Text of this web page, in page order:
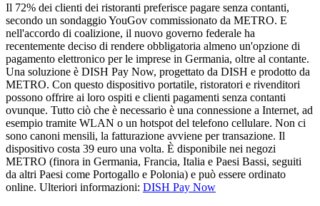
Il 72% dei clienti dei ristoranti preferisce pagare senza contanti,
secondo un sondaggio YouGov commissionato da METRO. E
nell'accordo di coalizione, il nuovo governo federale ha
recentemente deciso di rendere obbligatoria almeno un'opzione di
pagamento elettronico per le imprese in Germania, oltre al contante.
Una soluzione è DISH Pay Now, progettato da DISH e prodotto da
METRO. Con questo dispositivo portatile, ristoratori e rivenditori
possono offrire ai loro ospiti e clienti pagamenti senza contanti
ovunque. Tutto ciò che è necessario è una connessione a Internet, ad
esempio tramite WLAN o un hotspot del telefono cellulare. Non ci
sono canoni mensili, la fatturazione avviene per transazione. Il
dispositivo costa 39 euro una volta. È disponibile nei negozi
METRO (finora in Germania, Francia, Italia e Paesi Bassi, seguiti
da altri Paesi come Portogallo e Polonia) e può essere ordinato
online. Ulteriori informazioni: DISH Pay Now